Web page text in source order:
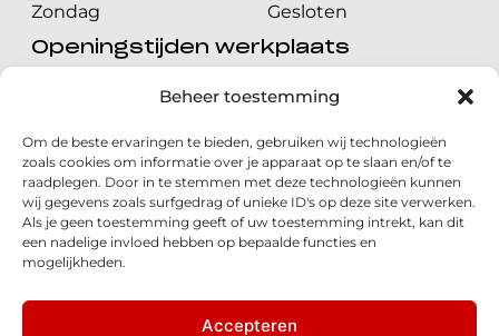
Beheer toestemming
Om de beste ervaringen te bieden, gebruiken wij technologieën
zoals cookies om informatie over je apparaat op te slaan en/of te
raadplegen. Door in te stemmen met deze technologieën kunnen
wij gegevens zoals surfgedrag of unieke ID's op deze site verwerken.
Als je geen toestemming geeft of uw toestemming intrekt, kan dit
een nadelige invloed hebben op bepaalde functies en
mogelijkheden.
Accepteren
Zondag
Gesloten
Openingstijden werkplaats
Maandag t/m vrijdag
08.00 tot 17.00 uur
Zondag
Gesloten
Volg ons